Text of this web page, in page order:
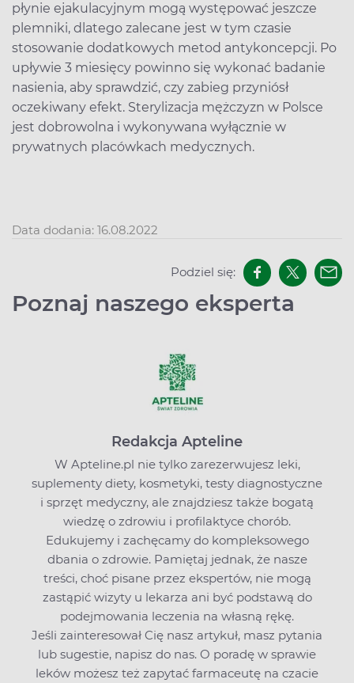
płynie ejakulacyjnym mogą występować jeszcze
plemniki, dlatego zalecane jest w tym czasie
stosowanie dodatkowych metod antykoncepcji. Po
upływie 3 miesięcy powinno się wykonać badanie
nasienia, aby sprawdzić, czy zabieg przyniósł
oczekiwany efekt. Sterylizacja mężczyzn w Polsce
jest dobrowolna i wykonywana wyłącznie w
prywatnych placówkach medycznych.
Data dodania: 16.08.2022
Podziel się:
Poznaj naszego eksperta
Redakcja Apteline
W Apteline.pl nie tylko zarezerwujesz leki,
suplementy diety, kosmetyki, testy diagnostyczne
i sprzęt medyczny, ale znajdziesz także bogatą
wiedzę o zdrowiu i profilaktyce chorób.
Edukujemy i zachęcamy do kompleksowego
dbania o zdrowie. Pamiętaj jednak, że nasze
treści, choć pisane przez ekspertów, nie mogą
zastąpić wizyty u lekarza ani być podstawą do
podejmowania leczenia na własną rękę.
Jeśli zainteresował Cię nasz artykuł, masz pytania
lub sugestie, napisz do nas. O poradę w sprawie
leków możesz też zapytać farmaceutę na czacie